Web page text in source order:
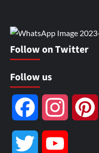
Follow on Twitter
Follow us
Facebook Instagram
Twitter